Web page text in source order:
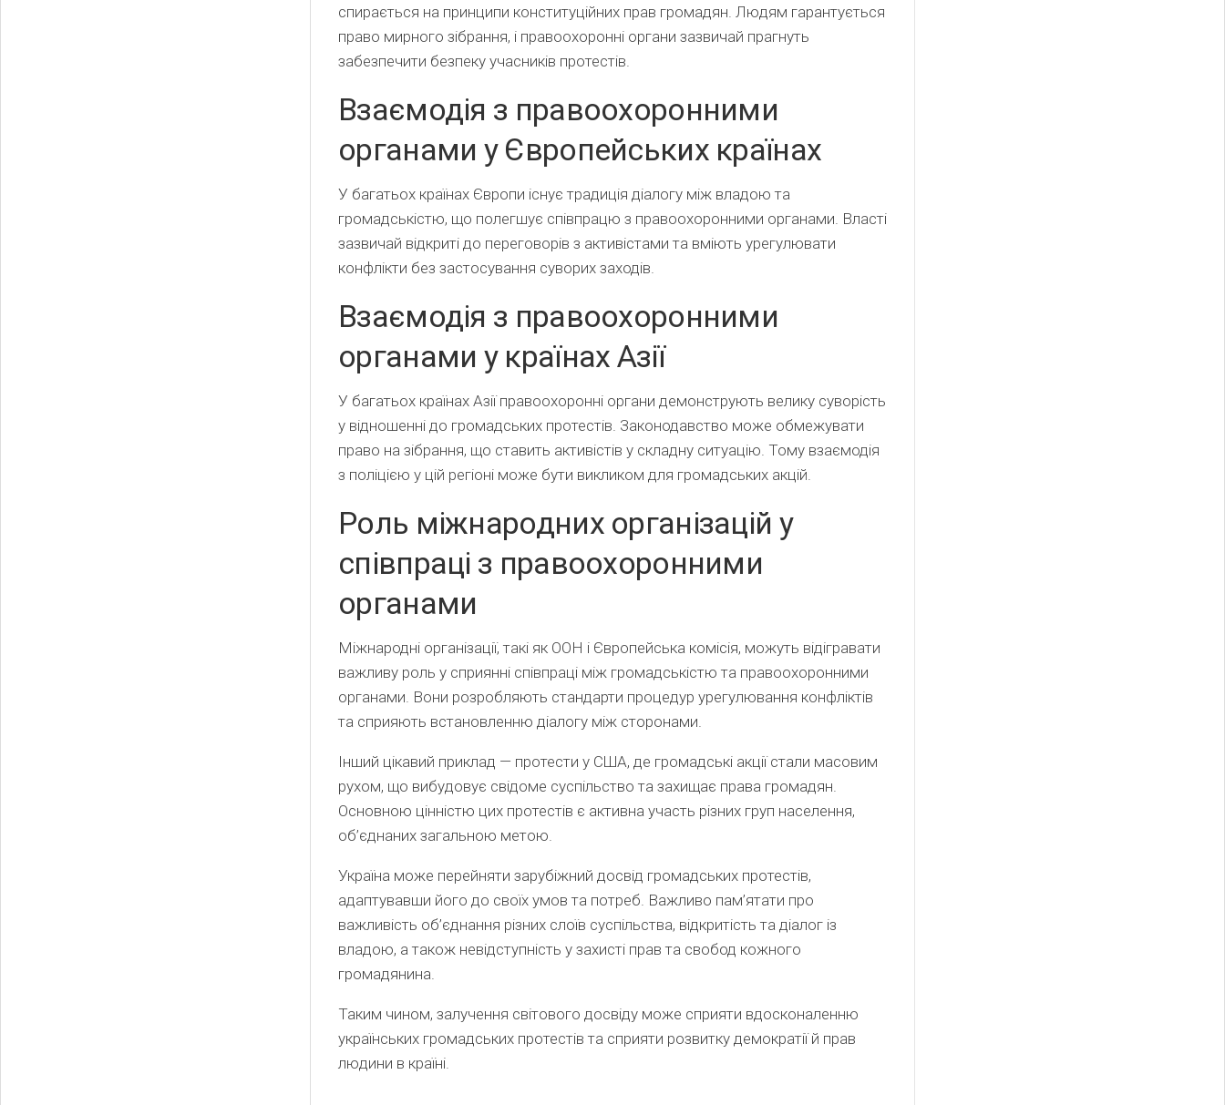
спирається на принципи конституційних прав громадян. Людям гарантується
право мирного зібрання, і правоохоронні органи зазвичай прагнуть
забезпечити безпеку учасників протестів.
Взаємодія з правоохоронними
органами у Європейських країнах
У багатьох країнах Європи існує традиція діалогу між владою та
громадськістю, що полегшує співпрацю з правоохоронними органами. Власті
зазвичай відкриті до переговорів з активістами та вміють урегулювати
конфлікти без застосування суворих заходів.
Взаємодія з правоохоронними
органами у країнах Азії
У багатьох країнах Азії правоохоронні органи демонструють велику суворість
у відношенні до громадських протестів. Законодавство може обмежувати
право на зібрання, що ставить активістів у складну ситуацію. Тому взаємодія
з поліцією у цій регіоні може бути викликом для громадських акцій.
Роль міжнародних організацій у
співпраці з правоохоронними
органами
Міжнародні організації, такі як ООН і Європейська комісія, можуть відігравати
важливу роль у сприянні співпраці між громадськістю та правоохоронними
органами. Вони розробляють стандарти процедур урегулювання конфліктів
та сприяють встановленню діалогу між сторонами.
Інший цікавий приклад — протести у США, де громадські акції стали масовим
рухом, що вибудовує свідоме суспільство та захищає права громадян.
Основною цінністю цих протестів є активна участь різних груп населення,
об’єднаних загальною метою.
Україна може перейняти зарубіжний досвід громадських протестів,
адаптувавши його до своїх умов та потреб. Важливо пам’ятати про
важливість об’єднання різних слоїв суспільства, відкритість та діалог із
владою, а також невідступність у захисті прав та свобод кожного
громадянина.
Таким чином, залучення світового досвіду може сприяти вдосконаленню
українських громадських протестів та сприяти розвитку демократії й прав
людини в країні.